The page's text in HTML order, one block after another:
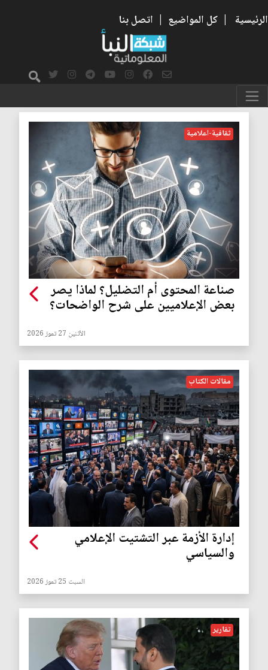
الرئيسية | كل المواضيع | اتصل بنا
اعلام
ثقافية-اعلامية
صناعة المحتوى أم التضليل؟ لماذا يصر
بعض الإعلاميين على شرح الواضحات؟
الأثنين 27 تموز 2026
مقالات الكتاب
إدارة الأزمة عبر التشتيت الإعلامي
والسياسي
السبت 25 تموز 2026
تقارير